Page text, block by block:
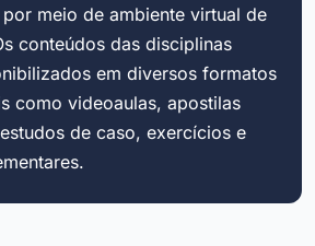
meio de ambiente virtual de
conteúdos das disciplinas
em diversos formatos
como videoaulas, apostilas
de caso, exercícios e